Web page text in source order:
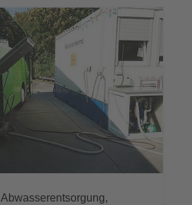
Abwasserentsorgung,